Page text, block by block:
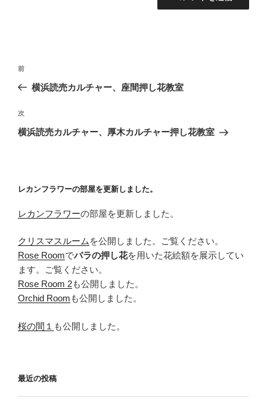
投
ナ
ビ
ゲ
ン
前
の
稿
前
横浜読売カルチャー、座間押し花教室
次
の
次
横浜読売カルチャー、厚木カルチャー押し花教室
レカンフラワーの部屋を更新しました。
レカンフラワーの部屋を更新しました。
クリスマスルーム を公開しました。ご覧ください。
Rose Roomでバラの押し花を用いた花絵額を展示してい
ます。ご覧ください。
Rose Room 2も公開しました。
Orchid Room も公開しました。
桜の間１ も公開しました。
最近の投稿